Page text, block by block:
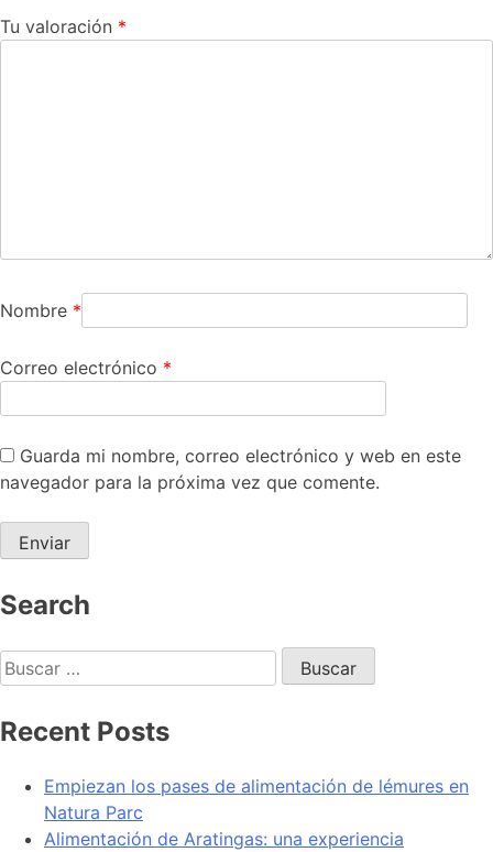
Tu valoración *
Nombre *
Correo electrónico *
Guarda mi nombre, correo electrónico y web en este
navegador para la próxima vez que comente.
Search
Recent Posts
Empiezan los pases de alimentación de lémures en
Natura Parc
Alimentación de Aratingas: una experiencia